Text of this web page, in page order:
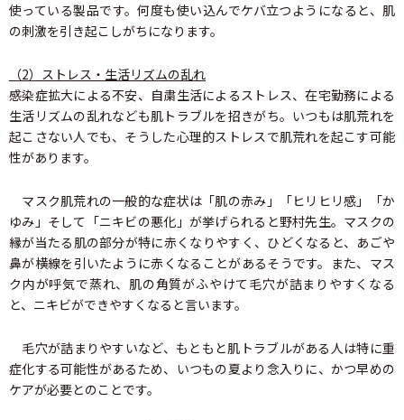
使っている製品です。何度も使い込んでケバ立つようになると、肌
の刺激を引き起こしがちになります。
（2）ストレス・生活リズムの乱れ
感染症拡大による不安、自粛生活によるストレス、在宅勤務による
生活リズムの乱れなども肌トラブルを招きがち。いつもは肌荒れを
起こさない人でも、そうした心理的ストレスで肌荒れを起こす可能
性があります。
マスク肌荒れの一般的な症状は「肌の赤み」「ヒリヒリ感」「か
ゆみ」そして「ニキビの悪化」が挙げられると野村先生。マスクの
縁が当たる肌の部分が特に赤くなりやすく、ひどくなると、あごや
鼻が横線を引いたように赤くなることがあるそうです。また、マス
ク内が呼気で蒸れ、肌の角質がふやけて毛穴が詰まりやすくなる
と、ニキビができやすくなると言います。
毛穴が詰まりやすいなど、もともと肌トラブルがある人は特に重
症化する可能性があるため、いつもの夏より念入りに、かつ早めの
ケアが必要とのことです。